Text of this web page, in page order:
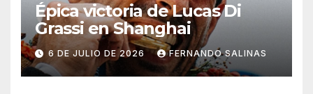
Épica victoria de Lucas Di
Grassi en Shanghai
6 DE JULIO DE 2026 FERNANDO SALINAS